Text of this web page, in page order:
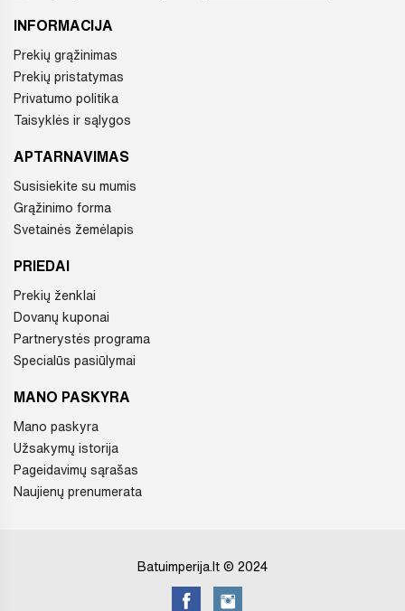
INFORMACIJA
Prekių grąžinimas
Prekių pristatymas
Privatumo politika
Taisyklės ir sąlygos
APTARNAVIMAS
Susisiekite su mumis
Grąžinimo forma
Svetainės žemėlapis
PRIEDAI
Prekių ženklai
Dovanų kuponai
Partnerystės programa
Specialūs pasiūlymai
MANO PASKYRA
Mano paskyra
Užsakymų istorija
Pageidavimų sąrašas
Naujienų prenumerata
Batuimperija.lt © 2024